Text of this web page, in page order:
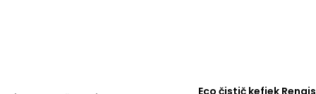
Eco čistič kefiek